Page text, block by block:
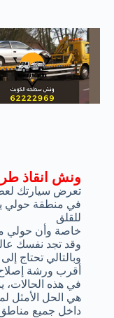
ونش انقاذ
تعرض سيارتك
في منطقة حولي
للقلق
خاصة وأن حولي
وقد تجد نفسك
وبالتالي تحتاج
أقرب ورشة
في هذه
هي الحل الأمثل
داخل جميع